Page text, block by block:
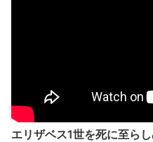
エリザベス1世を死に至ら